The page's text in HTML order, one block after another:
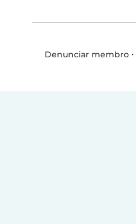
Denunciar membro•